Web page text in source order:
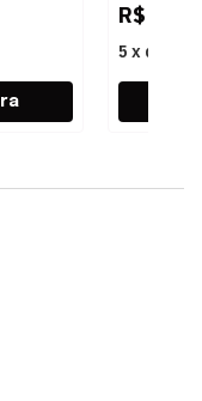
R$
5 x de